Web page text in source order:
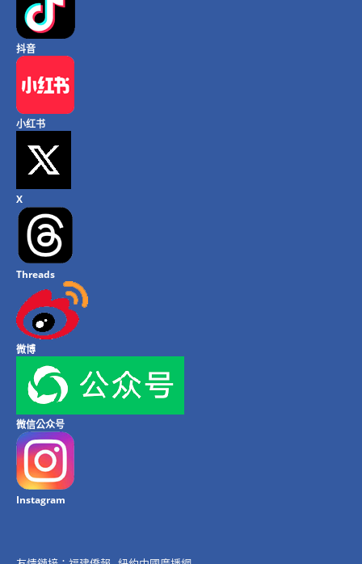
抖音
小红书
X
Threads
微博
微信公众号
Instagram